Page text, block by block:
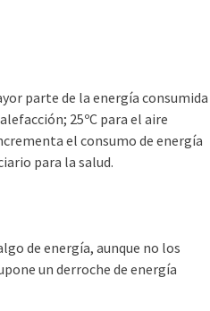
parte de la energía consumida
25ºC para el aire
el consumo de energía
para la salud.
de energía, aunque no los
un derroche de energía